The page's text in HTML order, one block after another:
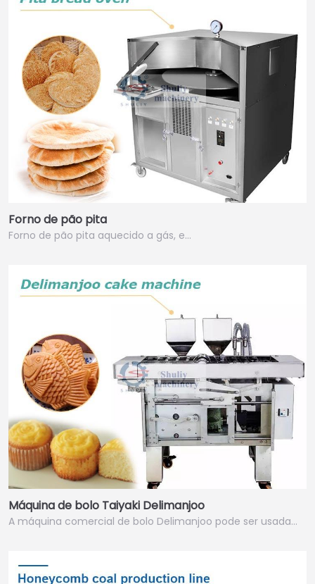
Forno de pão pita
Forno de pão pita aquecido a gás, e…
Máquina de bolo Taiyaki Delimanjoo
A máquina comercial de bolo Delimanjoo pode ser usada…